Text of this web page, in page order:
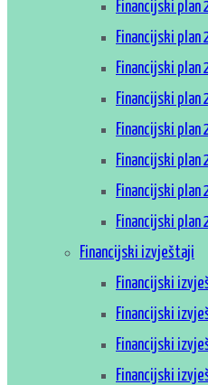
Financijski plan
Financijski plan
Financijski plan
Financijski plan
Financijski plan
Financijski plan
Financijski plan
Financijski plan
Financijski izvještaji
Financijski
Financijski
Financijski
Financijski